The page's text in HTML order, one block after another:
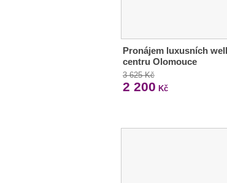
Pronájem luxusních
centru Olomouce
3 625 Kč
2 200 Kč